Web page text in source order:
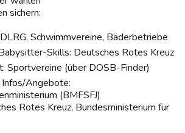
sichern:
Schwimmvereine, Bäderbetriebe
Skills: Deutsches Rotes Kreuz
Sportvereine (über DOSB-Finder)
Infos/Angebote:
(BMFSFJ)
Rotes Kreuz, Bundesministerium für